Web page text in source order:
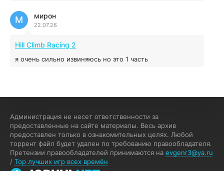
16.95 ГБ
04.12.2025
мирон
22.07.26
М
Hill Climb Racing 2
я очень сильно извиняюсь но это 1 часть
если эта для пс а не для пк какого лешего вы пишите
на пк !!!!! Сука ебланойды космические вы напишите
блять на пк с установлением Эмулятора сука калеки на
мозг блять последней стадии
Fannie
Администрация не несет ответственности за
предоставленные на сайте материалы. Весь архив
предоставлен только в ознакомительных целях. Любой
торрент файл будет удален по требованию правообладателя.
Претензии правообладателей принимаются на evgenr3@ya.ru
/ Top лучших игр всех времён